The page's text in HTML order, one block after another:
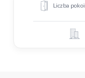
Liczba pokoi